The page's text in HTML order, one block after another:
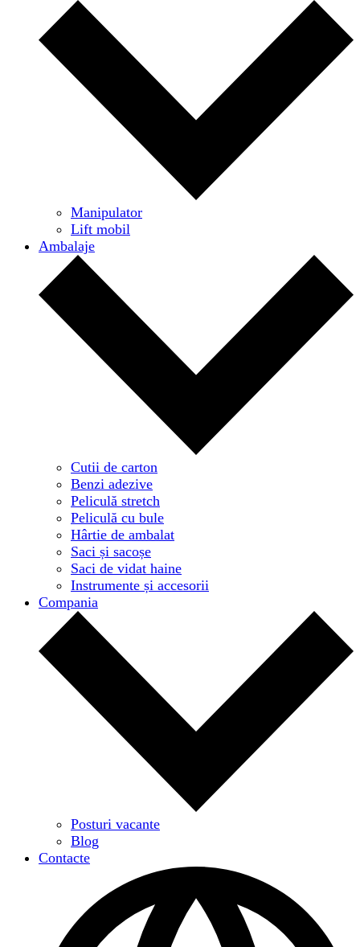
Manipulator
Lift mobil
Ambalaje
Cutii de carton
Benzi adezive
Peliculă stretch
Peliculă cu bule
Hârtie de ambalat
Saci și sacoșe
Saci de vidat haine
Instrumente și accesorii
Compania
Posturi vacante
Blog
Contacte